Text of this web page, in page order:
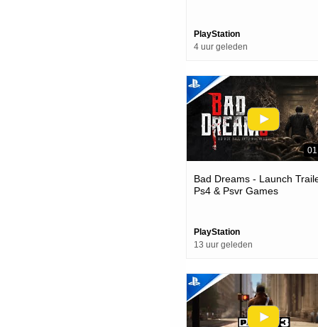
PlayStation
4 uur geleden
Bad Dreams - Launch
Ps4 & Psvr Games
PlayStation
13 uur geleden